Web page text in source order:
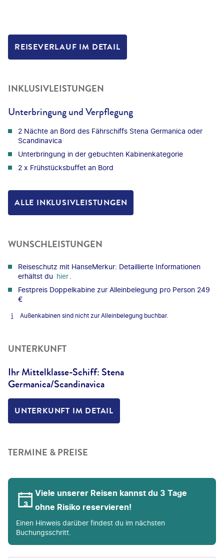
REISEVERLAUF IM DETAIL
INKLUSIVLEISTUNGEN
Unterbringung und Verpflegung
2 Nächte an Bord des Fährschiffs Stena Germanica oder
Scandinavica
Unterbringung in der gebuchten Kabinenkategorie
2 x Frühstücksbuffet an Bord
ALLE INKLUSIVLEISTUNGEN
WUNSCHLEISTUNGEN
Reiseschutz mit HanseMerkur: Detaillierte Informationen
erhältst du hier
Festpreis Doppelkabine zur Alleinbelegung pro Person 249
€
Außenkabinen sind nicht zur Alleinbelegung buchbar.
UNTERKUNFT
Ihr Mittelklasse-Schiff: Stena
Germanica/Scandinavica
UNTERKUNFT IM DETAIL
TERMINE & PREISE
Viele unserer Reisen kannst du 3 Tage
ohne Risiko reservieren!
Einen Hinweis darüber findest du im nächsten
Buchungsschritt.